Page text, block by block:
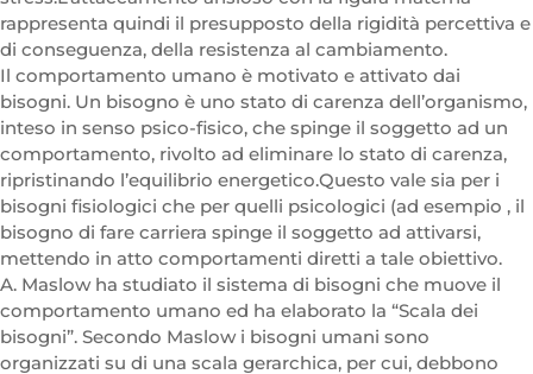
rappresenta quindi il presupposto della rigidità percettiva e
di conseguenza, della resistenza al cambiamento.
Il comportamento umano è motivato e attivato dai
bisogni. Un bisogno è uno stato di carenza dell’organismo,
inteso in senso psico-fisico, che spinge il soggetto ad un
comportamento, rivolto ad eliminare lo stato di carenza,
ripristinando l’equilibrio energetico.Questo vale sia per i
bisogni fisiologici che per quelli psicologici (ad esempio , il
bisogno di fare carriera spinge il soggetto ad attivarsi,
mettendo in atto comportamenti diretti a tale obiettivo.
A. Maslow ha studiato il sistema di bisogni che muove il
comportamento umano ed ha elaborato la “Scala dei
bisogni”. Secondo Maslow i bisogni umani sono
organizzati su di una scala gerarchica, per cui, debbono